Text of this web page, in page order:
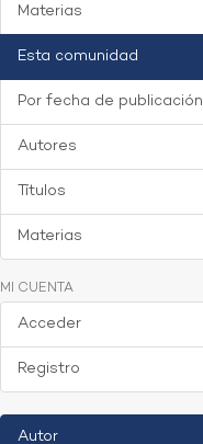
Materias
Esta comunidad
Por fecha de publicación
Autores
Títulos
Materias
MI CUENTA
Acceder
Registro
Autor